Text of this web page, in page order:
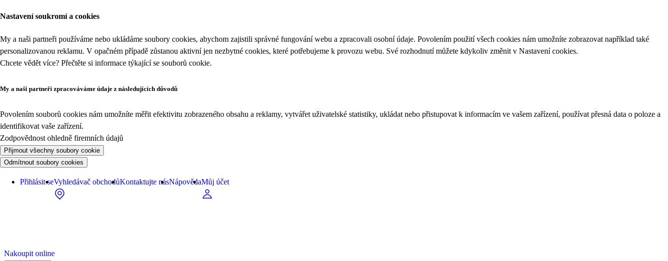
Nastavení soukromí a cookies
My a naši partneři používáme nebo ukládáme soubory cookies, abychom zajistili správné fungování webu a zpracovali osobní údaje. Povolením použití všech cookies nám umožníte zobrazovat například také
personalizovanou reklamu. V opačném případě zůstanou aktivní jen nezbytné cookies, které potřebujeme k provozu webu. Své rozhodnutí můžete kdykoliv změnit v Nastavení cookies.
Chcete vědět více? Přečtěte si informace týkající se souborů cookie.
My a naši partneři zpracováváme údaje z následujících důvodů
Povolením souborů cookies nám umožníte měřit efektivitu zobrazeného obsahu a reklamy, vytvářet uživatelské statistiky, ukládat nebo přistupovat k informacím ve vašem zařízení, používat přesná data o poloze a
identifikovat vaše zařízení.
Zodpovědnost ohledně firemních údajů
Přijmout všechny soubory cookie
Odmítnout soubory cookies
Přihlásit seVyhledávač obchodůKontaktujte násNápovědaMůj účet
Nakoupit online